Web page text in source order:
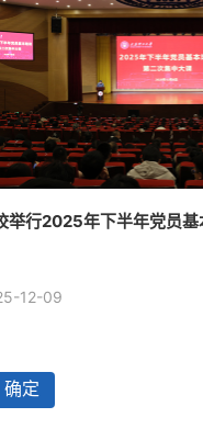
举行2025年下半年党员
12-09
确定